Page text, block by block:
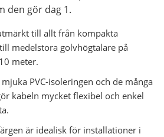
den gör dag 1.
till allt från kompakta
medelstora golvhögtalare på
meter.
mjuka PVC-isoleringen och de många
kabeln mycket flexibel och enkel
är idealisk för installationer i